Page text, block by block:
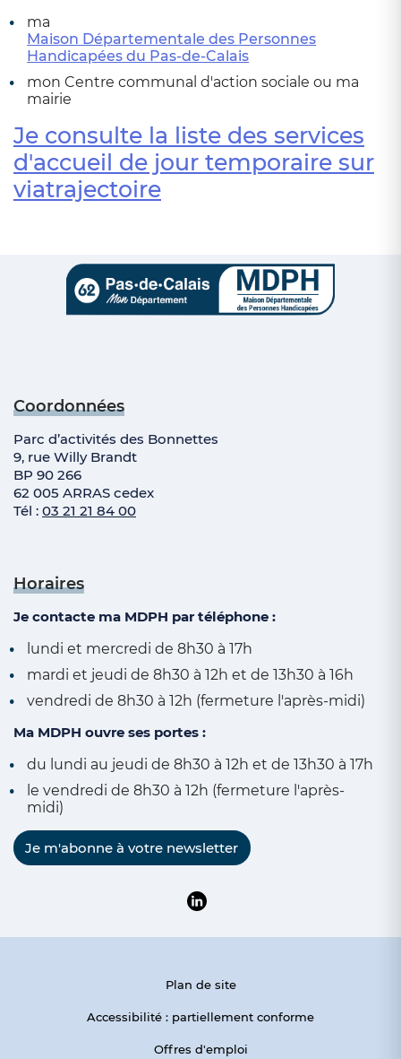
ma
Maison Départementale des Personnes
Handicapées du Pas-de-Calais
mon Centre communal d'action sociale ou ma
mairie
Je consulte la liste des services
d'accueil de jour temporaire sur
viatrajectoire
Coordonnées
Parc d’activités des Bonnettes
9, rue Willy Brandt
BP 90 266
62 005 ARRAS cedex
Tél : 03 21 21 84 00
Horaires
Je contacte ma MDPH par téléphone :
lundi et mercredi de 8h30 à 17h
mardi et jeudi de 8h30 à 12h et de 13h30 à 16h
vendredi de 8h30 à 12h (fermeture l'après-midi)
Ma MDPH ouvre ses portes :
du lundi au jeudi de 8h30 à 12h et de 13h30 à 17h
le vendredi de 8h30 à 12h (fermeture l'après-
midi)
Je m'abonne à votre newsletter
Suivre la MDPH du Pas-de-
Plan de site
Accessibilité : partiellement conforme
Offres d'emploi